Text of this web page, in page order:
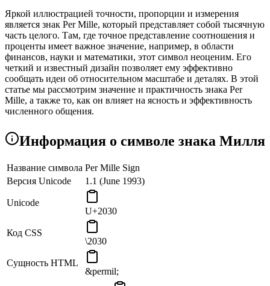
Яркой иллюстрацией точности, пропорции и измерения
является знак Per Mille, который представляет собой тысячную
часть целого. Там, где точное представление соотношения и
проценты имеет важное значение, например, в области
финансов, науки и математики, этот символ неоценим. Его
четкий и известный дизайн позволяет ему эффективно
сообщать идеи об относительном масштабе и деталях. В этой
статье мы рассмотрим значение и практичность знака Per
Mille, а также то, как он влияет на ясность и эффективность
численного общения.
Информация о символе знака Милля
Название символа Per Mille Sign
Версия Unicode
1.1 (June 1993)
Unicode
U+2030
Код CSS
\2030
Сущность HTML
&permil;